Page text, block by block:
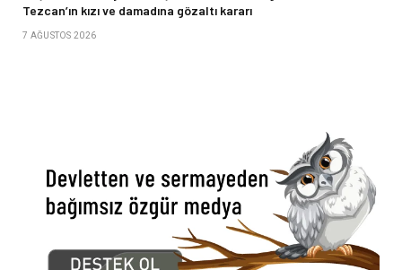
Tezcan’ın kızı ve damadına gözaltı kararı
7 AĞUSTOS 2026